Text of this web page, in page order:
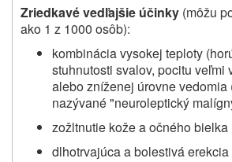
Zriedkavé vedľajšie účinky (môžu
ako 1 z 1000 osôb):
kombinácia vysokej teploty
stuhnutosti svalov, pocitu veľmi
alebo zníženej úrovne vedomia
nazývané "neuroleptický
zožltnutie kože a očného bielka
dlhotrvajúca a bolestivá